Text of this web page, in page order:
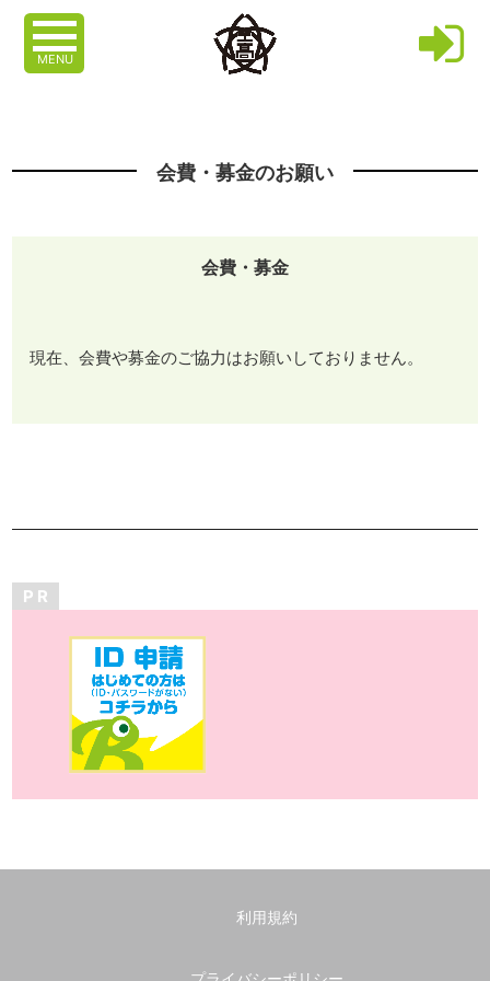
MENU
会費・募金のお願い
会費・募金
現在、会費や募金のご協力はお願いしておりません。
P R
利用規約